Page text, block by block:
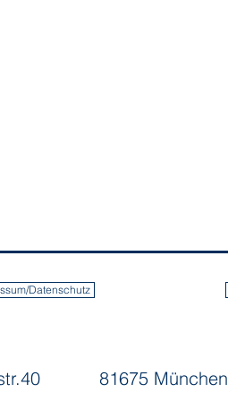
Datenschutz
81675 München